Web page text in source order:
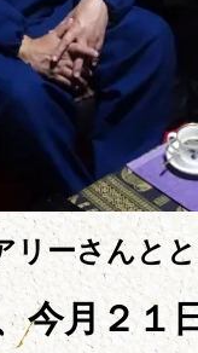
リーさんと
今月２１